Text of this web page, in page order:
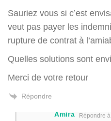
Sauriez vous si c’est
veut pas payer les
rupture de contrat à
Quelles solutions sont
Merci de votre retour
Répondre
Amira Répondre à